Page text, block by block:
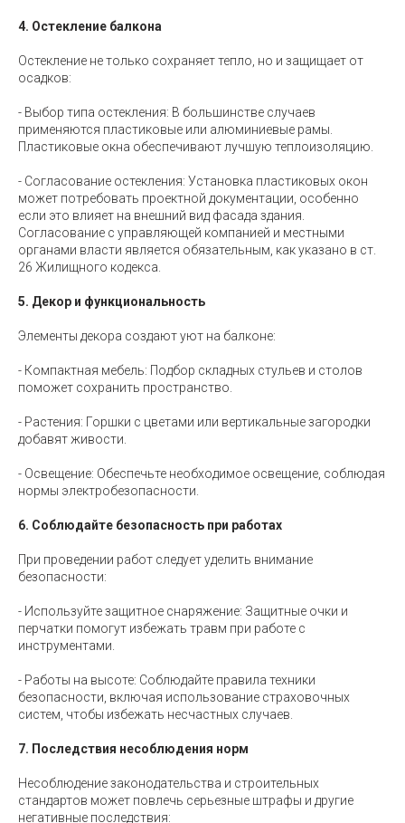
4. Остекление балкона
Остекление не только сохраняет тепло, но и защищает от
осадков:
- Выбор типа остекления: В большинстве случаев
применяются пластиковые или алюминиевые рамы.
Пластиковые окна обеспечивают лучшую теплоизоляцию.
- Согласование остекления: Установка пластиковых окон
может потребовать проектной документации, особенно
если это влияет на внешний вид фасада здания.
Согласование с управляющей компанией и местными
органами власти является обязательным, как указано в ст.
26 Жилищного кодекса.
5. Декор и функциональность
Элементы декора создают уют на балконе:
- Компактная мебель: Подбор складных стульев и столов
поможет сохранить пространство.
- Растения: Горшки с цветами или вертикальные загородки
добавят живости.
- Освещение: Обеспечьте необходимое освещение, соблюдая
нормы электробезопасности.
6. Соблюдайте безопасность при работах
При проведении работ следует уделить внимание
безопасности:
- Используйте защитное снаряжение: Защитные очки и
перчатки помогут избежать травм при работе с
инструментами.
- Работы на высоте: Соблюдайте правила техники
безопасности, включая использование страховочных
систем, чтобы избежать несчастных случаев.
7. Последствия несоблюдения норм
Несоблюдение законодательства и строительных
стандартов может повлечь серьезные штрафы и другие
негативные последствия: